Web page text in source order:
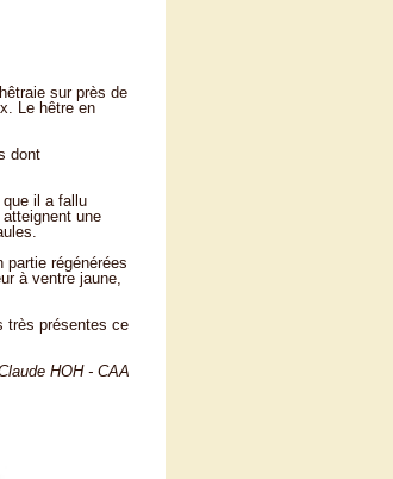
sur près de
Le hêtre en
dont
il a fallu
une
régénérées
à ventre jaune,
très présentes ce
HOH - CAA